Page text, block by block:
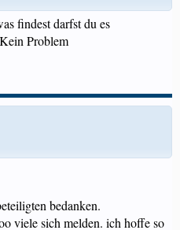
findest darfst du es
Problem
bedanken.
viele sich melden. ich hoffe so